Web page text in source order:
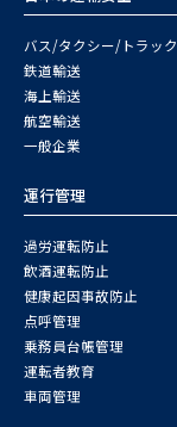
バス/タクシー/トラック
鉄道輸送
海上輸送
航空輸送
一般企業
運行管理
過労運転防止
飲酒運転防止
健康起因事故防止
点呼管理
乗務員台帳管理
運転者教育
車両管理